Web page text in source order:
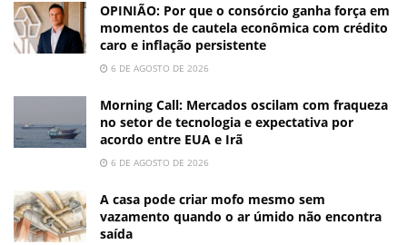
OPINIÃO: Por que o consórcio ganha força em
momentos de cautela econômica com crédito
caro e inflação persistente
6 DE AGOSTO DE 2026
Morning Call: Mercados oscilam com fraqueza
no setor de tecnologia e expectativa por
acordo entre EUA e Irã
6 DE AGOSTO DE 2026
A casa pode criar mofo mesmo sem
vazamento quando o ar úmido não encontra
saída